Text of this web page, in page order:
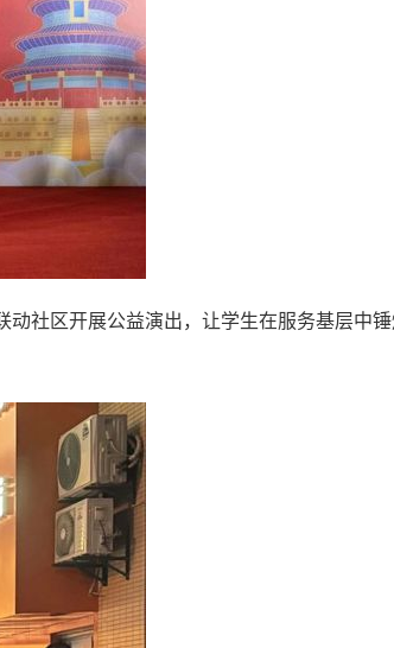
社区开展公益演出，让学生在服务基层中